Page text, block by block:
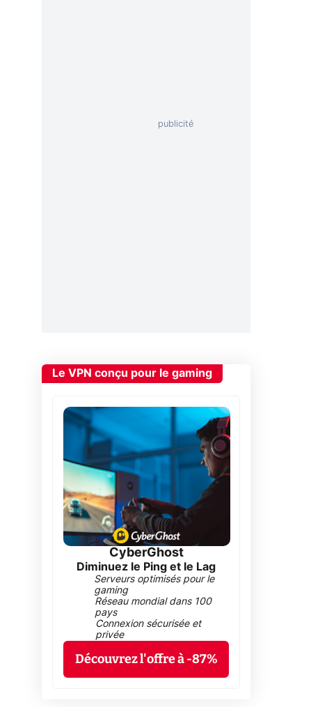
Le VPN conçu pour le gaming
CyberGhost
Diminuez le Ping et le Lag
Serveurs optimisés pour le
gaming
Réseau mondial dans 100
pays
Connexion sécurisée et
privée
Découvrez l'offre à -87%